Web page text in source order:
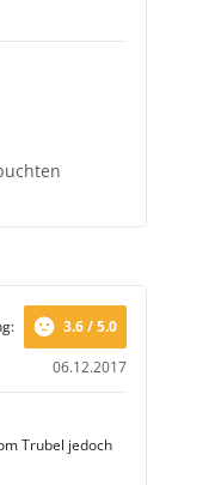
06.12.2017
3.6 / 5.0
Trubel jedoch